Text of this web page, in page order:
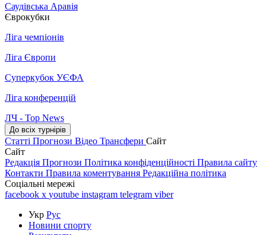
Саудівська Аравія
Єврокубки
Ліга чемпіонів
Ліга Європи
Суперкубок УЄФА
Ліга конференцій
ЛЧ - Top News
До всіх турнірів
Статті Прогнози Відео Трансфери Сайт
Сайт
Редакція Прогнози Політика конфіденційності Правила сайту
Контакти Правила коментування Редакційна політика
Соціальні мережі
facebook x youtube instagram telegram viber
Укр Рус
Новини спорту